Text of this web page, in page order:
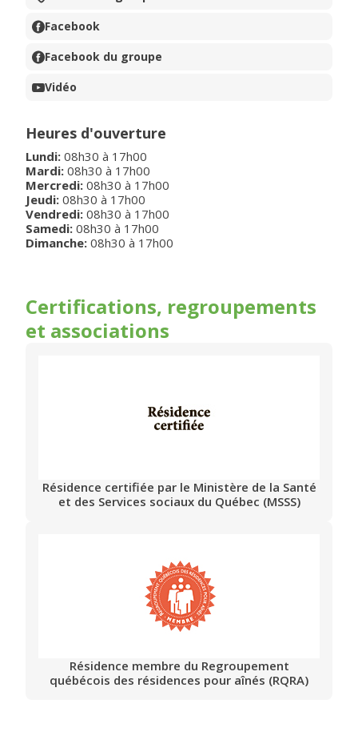
Facebook
Facebook du groupe
Vidéo
Heures d'ouverture
Lundi: 08h30 à 17h00
Mardi: 08h30 à 17h00
Mercredi: 08h30 à 17h00
Jeudi: 08h30 à 17h00
Vendredi: 08h30 à 17h00
Samedi: 08h30 à 17h00
Dimanche: 08h30 à 17h00
Certifications, regroupements
et associations
Résidence certifiée par le Ministère de la Santé
et des Services sociaux du Québec (MSSS)
Résidence membre du Regroupement
québécois des résidences pour aînés (RQRA)